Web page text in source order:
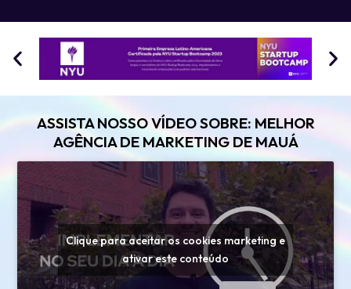
ASSISTA NOSSO VÍDEO SOBRE: MELHOR
AGÊNCIA DE MARKETING DE MAUÁ
Clique para aceitar os cookies marketing e
ativar este conteúdo